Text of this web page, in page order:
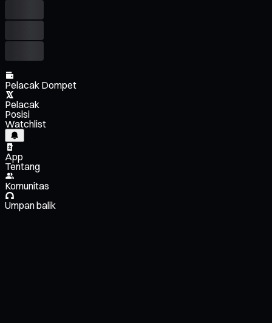
Pelacak Dompet
Pelacak
Posisi
Watchlist
App
Tentang
Komunitas
Umpan balik